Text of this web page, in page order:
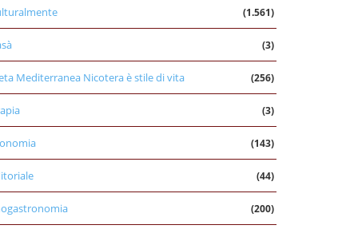
(1.561)
(3)
Mediterranea Nicotera è stile di vita (256)
(3)
(143)
(44)
(200)